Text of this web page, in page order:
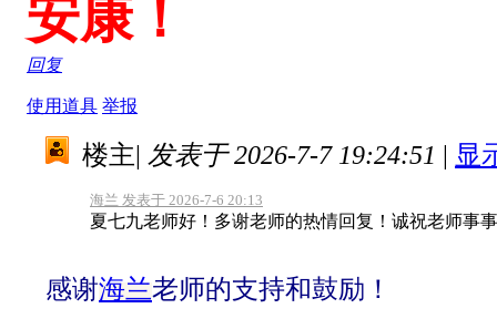
安康！
回复
使用道具 举报
楼主| 发表于 2026-7-7 19:24:51 | 显
海兰 发表于 2026-7-6 20:13
夏七九老师好！多谢老师的热情回复！诚祝老师事
感谢海兰老师的支持和鼓励！